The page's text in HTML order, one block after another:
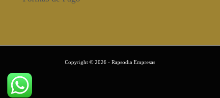
Copyright © 2026 - Rapsodia Empresas